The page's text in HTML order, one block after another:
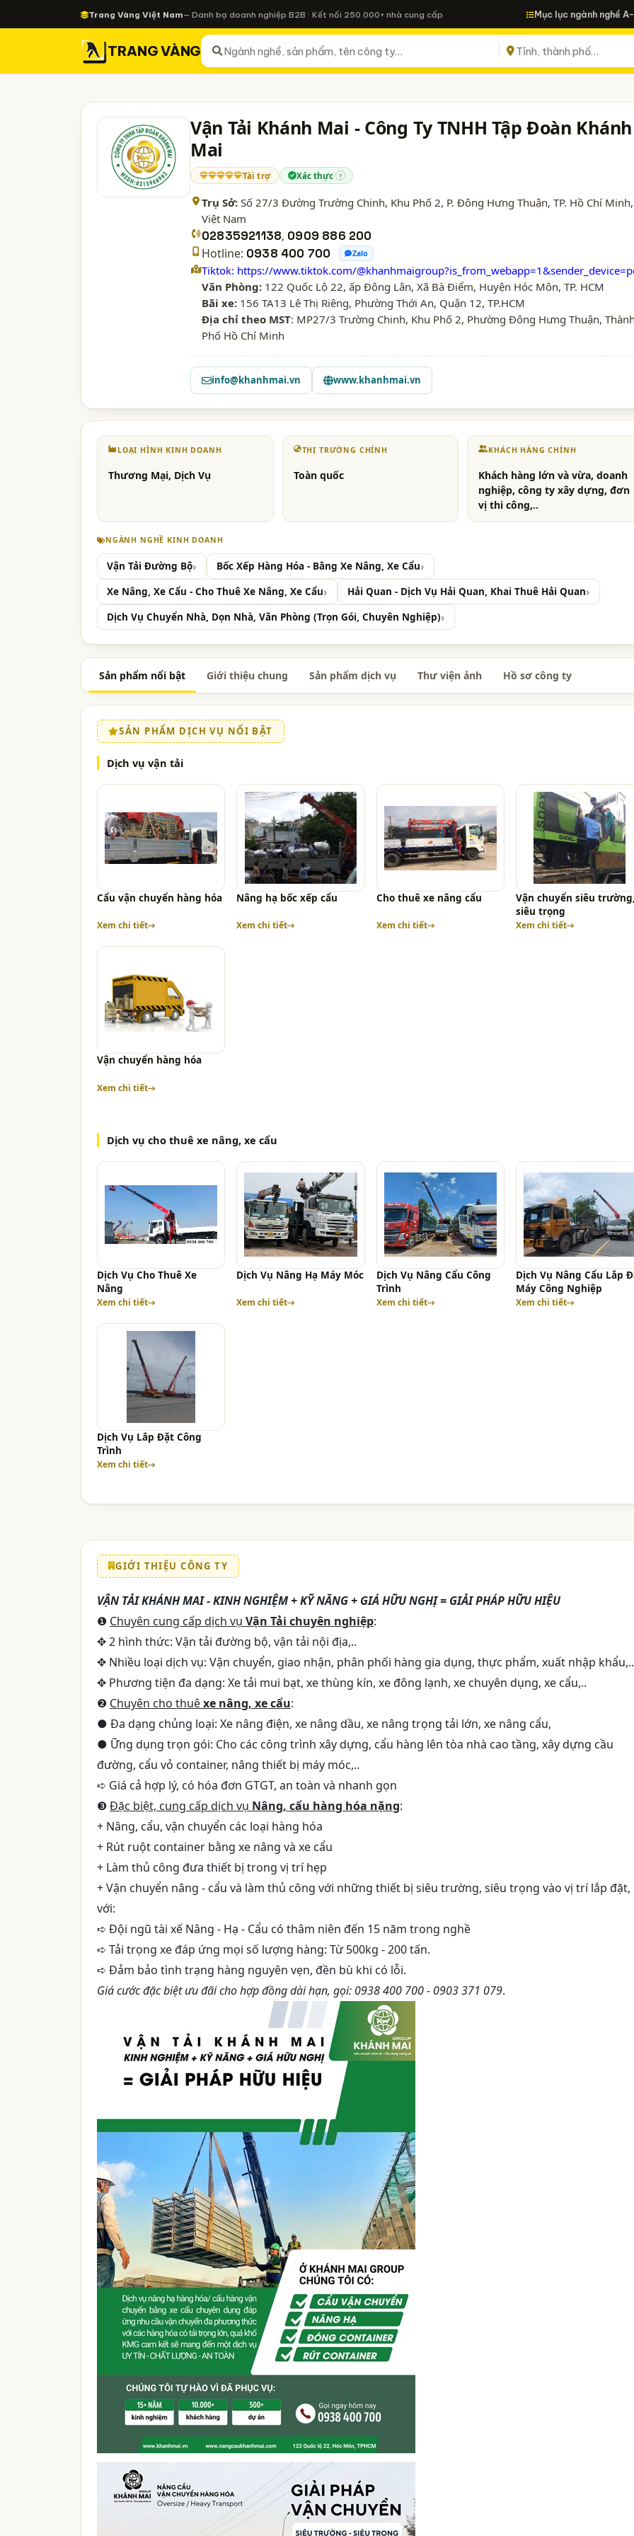
Trang Vàng Việt Nam— Danh bạ doanh nghiệp B2B · Kết nối 250.000+ nhà cung cấp Mục lục ngành nghề
TRANG VÀNG
Vận Tải Khánh Mai - Công Ty TNHH Tập Đoàn Khánh
Mai
Tài trợ Xác thực ?
Trụ Sở: Số 27/3 Đường Trường Chinh, Khu Phố 2, P. Đông Hưng Thuận, TP. Hồ Chí Minh,
Việt Nam
02835921138, 0909 886 200
Hotline: 0938 400 700 Zalo
Tiktok: https://www.tiktok.com/
Văn Phòng: 122 Quốc Lộ 22, ấp Đông Lân, Xã Bà Điểm, Huyện Hóc Môn, TP. HCM
Bãi xe: 156 TA13 Lê Thị Riêng, Phường Thới An, Quận 12, TP.HCM
Địa chỉ theo MST: MP27/3 Trường Chinh, Khu Phố 2, Phường Đông Hưng Thuận,
Phố Hồ Chí Minh
info@khanhmai.vn www.khanhmai.vn
LOẠI HÌNH KINH DOANH
Thương Mại, Dịch Vụ
THỊ TRƯỜNG CHÍNH
Toàn quốc
KHÁCH HÀNG CHÍNH
Khách hàng lớn và vừa, doanh
nghiệp, công ty xây dựng, đơn
vị thi công,..
NGÀNH NGHỀ KINH DOANH
Vận Tải Đường Bộ
Bốc Xếp Hàng Hóa - Bằng Xe Nâng, Xe Cẩu
Xe Nâng, Xe Cẩu - Cho Thuê Xe Nâng, Xe Cẩu
Hải Quan - Dịch Vụ Hải Quan, Khai Thuê Hải Quan
Dịch Vụ Chuyển Nhà, Dọn Nhà, Văn Phòng (Trọn Gói, Chuyên Nghiệp)
Sản phẩm nổi bật Giới thiệu chung Sản phẩm dịch vụ Thư viện ảnh Hồ sơ công ty
SẢN PHẨM DỊCH VỤ NỔI BẬT
Dịch vụ vận tải
Cẩu vận chuyển hàng hóa
Xem chi tiết
Nâng hạ bốc xếp cẩu
Xem chi tiết
Cho thuê xe nâng cẩu
Xem chi tiết
Vận chuyển siêu
siêu trọng
Xem chi tiết
Vận chuyển hàng hóa
Xem chi tiết
Dịch vụ cho thuê xe nâng, xe cẩu
Dịch Vụ Cho Thuê Xe
Nâng
Xem chi tiết
Dịch Vụ Nâng Hạ Máy Móc
Xem chi tiết
Dịch Vụ Nâng Cẩu Công
Trình
Xem chi tiết
Dịch Vụ Nâng Cẩu Lắp
Máy Công Nghiệp
Xem chi tiết
Dịch Vụ Lắp Đặt Công
Trình
Xem chi tiết
GIỚI THIỆU CÔNG TY
VẬN TẢI KHÁNH MAI - KINH NGHIỆM + KỸ NĂNG + GIÁ HỮU NGHỊ = GIẢI PHÁP HỮU HIỆU
❶ Chuyên cung cấp dịch vụ Vận Tải chuyên nghiệp:
✥ 2 hình thức: Vận tải đường bộ, vận tải nội địa,..
✥ Nhiều loại dịch vụ: Vận chuyển, giao nhận, phân phối hàng gia dụng, thực phẩm, xuất nhập khẩu,..
✥ Phương tiện đa dạng: Xe tải mui bạt, xe thùng kín, xe đông lạnh, xe chuyên dụng, xe cẩu,..
❷ Chuyên cho thuêxe nâng, xe cẩu:
● Đa dạng chủng loại: Xe nâng điện, xe nâng dầu, xe nâng trọng tải lớn, xe nâng cẩu,
● Ững dụng trọn gói: Cho các công trình xây dựng, cẩu hàng lên tòa nhà cao tầng, xây dựng cầu
đường, cẩu vỏ container, nâng thiết bị máy móc,..
➪ Giá cả hợp lý, có hóa đơn GTGT, an toàn và nhanh gọn
❸Đặc biệt, cung cấp dịch vụ Nâng, cẩu hàng hóa nặng:
+ Nâng, cẩu, vận chuyển các loại hàng hóa
+ Rút ruột container bằng xe nâng và xe cẩu
+ Làm thủ công đưa thiết bị trong vị trí hẹp
+ Vận chuyển nâng - cẩu và làm thủ công với những thiết bị siêu trường, siêu trọng vào vị trí lắp đặt,
với:
➪ Đội ngũ tài xế Nâng - Hạ - Cẩu có thâm niên đến 15 năm trong nghề
➪ Tải trọng xe đáp ứng mọi số lượng hàng: Từ 500kg - 200 tấn.
➪ Đảm bảo tình trạng hàng nguyên vẹn, đền bù khi có lỗi.
Giá cước đặc biệt ưu đãi cho hợp đồng dài hạn, gọi: 0938 400 700 - 0903 371 079.